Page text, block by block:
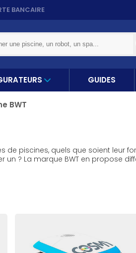
BANCAIRE
GUIDES
BWT
piscines, quels que soient leur
? La marque BWT en propose